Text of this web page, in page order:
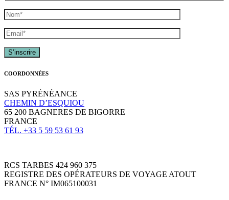
COORDONNÉES
SAS PYRÉNÉANCE
CHEMIN D’ESQUIOU
65 200 BAGNERES DE BIGORRE
FRANCE
TÉL. +33 5 59 53 61 93
RCS TARBES 424 960 375
REGISTRE DES OPÉRATEURS DE VOYAGE ATOUT
FRANCE N° IM065100031